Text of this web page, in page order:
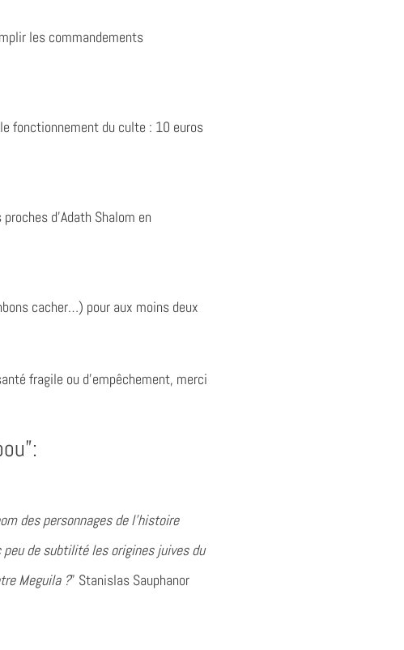
les commandements
fonctionnement du culte : 10 euros
d’Adath Shalom en
cacher…) pour aux moins deux
fragile ou d’empêchement, merci
des personnages de l’histoire
peu de subtilité les origines juives du
Meguila ?” Stanislas Sauphanor